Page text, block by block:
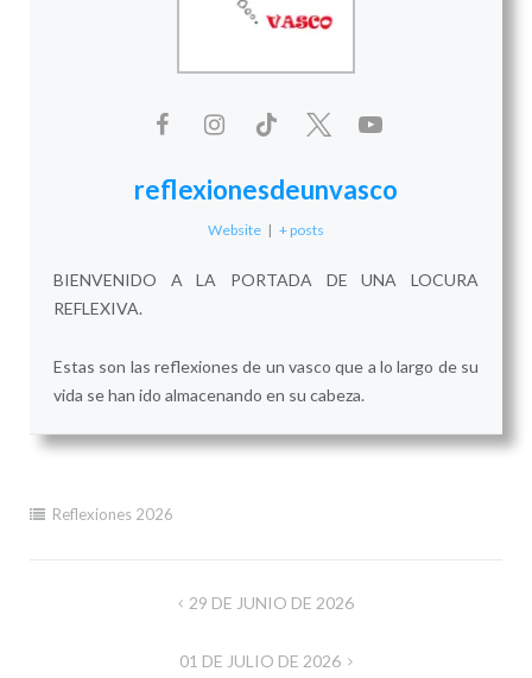
reflexionesdeunvasco
Website | + posts
BIENVENIDO A LA PORTADA DE UNA LOCURA
REFLEXIVA.
Estas son las reflexiones de un vasco que a lo largo de su
vida se han ido almacenando en su cabeza.
Reflexiones 2026
29 DE JUNIO DE 2026
01 DE JULIO DE 2026